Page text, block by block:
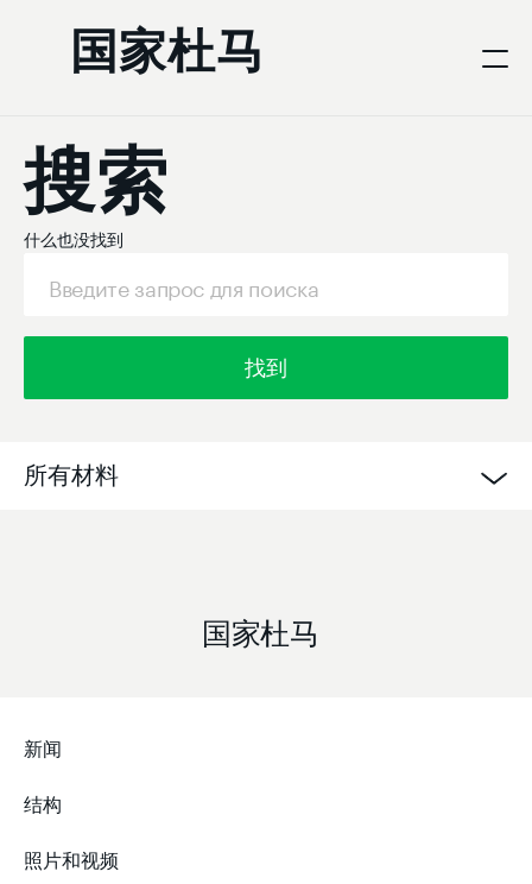
国家杜马
搜索
什么也没找到
找到
所有材料
国家杜马
新闻
结构
照片和视频